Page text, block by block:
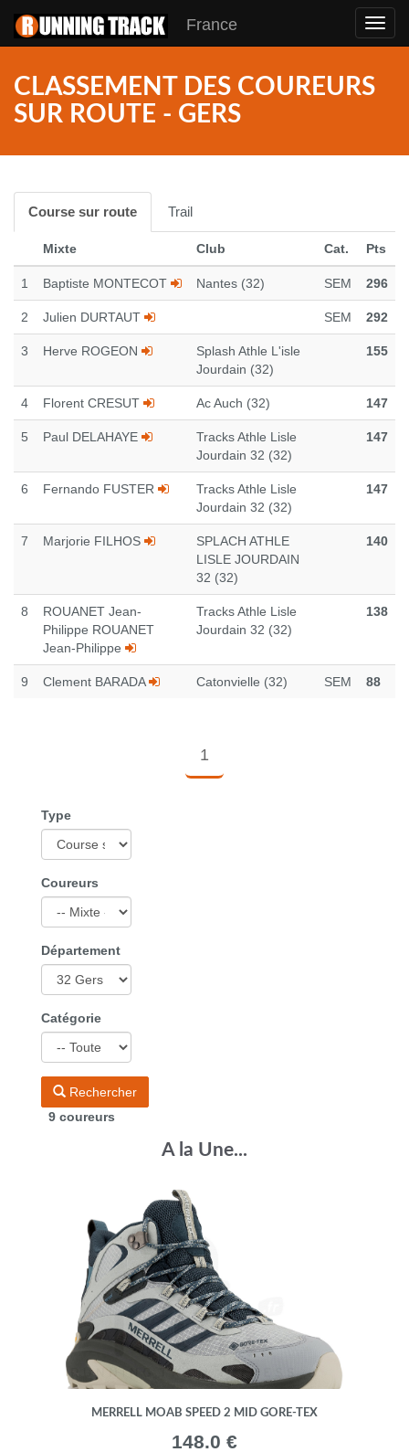
France
CLASSEMENT DES COUREURS
SUR ROUTE - GERS
Course sur route Trail
Mixte Club Cat. Pts
1 Baptiste MONTECOT Nantes (32) SEM 296
2 Julien DURTAUT SEM 292
3 Herve ROGEON
Splash Athle L'isle
Jourdain (32)
155
4 Florent CRESUT Ac Auch (32) 147
5 Paul DELAHAYE
Tracks Athle Lisle
Jourdain 32 (32)
147
6 Fernando FUSTER
Tracks Athle Lisle
Jourdain 32 (32)
147
7 Marjorie FILHOS
SPLACH ATHLE
LISLE JOURDAIN
32 (32)
140
8
ROUANET Jean-
Philippe ROUANET
Jean-Philippe
Tracks Athle Lisle
Jourdain 32 (32)
138
9 Clement BARADA Catonvielle (32) SEM 88
1
Type
Coureurs
Département
Catégorie
Rechercher
9 coureurs
A la Une...
MERRELL MOAB SPEED 2 MID GORE-TEX
148.0 €